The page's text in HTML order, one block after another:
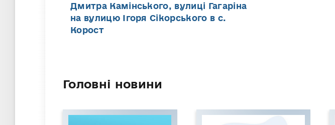
Дмитра Камінського, вулиці Гагаріна
на вулицю Ігоря Сікорського в с.
Корост
Головні новини